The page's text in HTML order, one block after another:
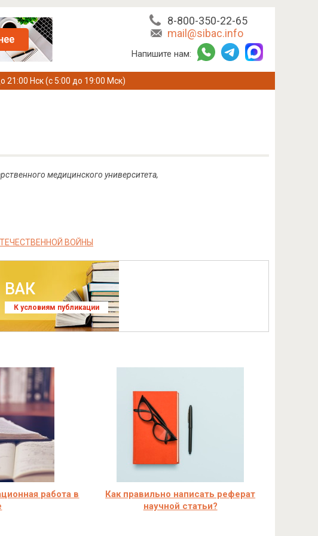
8-800-350-22-65
mail@sibac.info
Напишите нам:
21:00 Нск (с 5:00 до 19:00 Мск)
медицинского университета,
ВОЙНЫ
ВАК
К условиям публикации
работа в
Как правильно написать реферат
научной статьи?